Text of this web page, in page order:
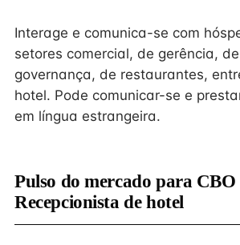
Interage e comunica-se com
setores comercial, de gerência,
governança, de restaurantes,
hotel. Pode comunicar-se e
em língua estrangeira.
Pulso do mercado para CBO
Recepcionista de hotel